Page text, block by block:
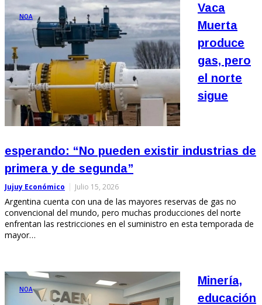
NOA
Vaca
Muerta
produce
gas, pero
el norte
sigue
esperando: “No pueden existir industrias de
primera y de segunda”
Jujuy Económico Julio 15, 2026
Argentina cuenta con una de las mayores reservas de gas no
convencional del mundo, pero muchas producciones del norte
enfrentan las restricciones en el suministro en esta temporada de
mayor…
NOA
Minería,
educación